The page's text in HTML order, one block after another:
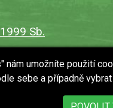
Sb.
umožníte použití
sebe a případně